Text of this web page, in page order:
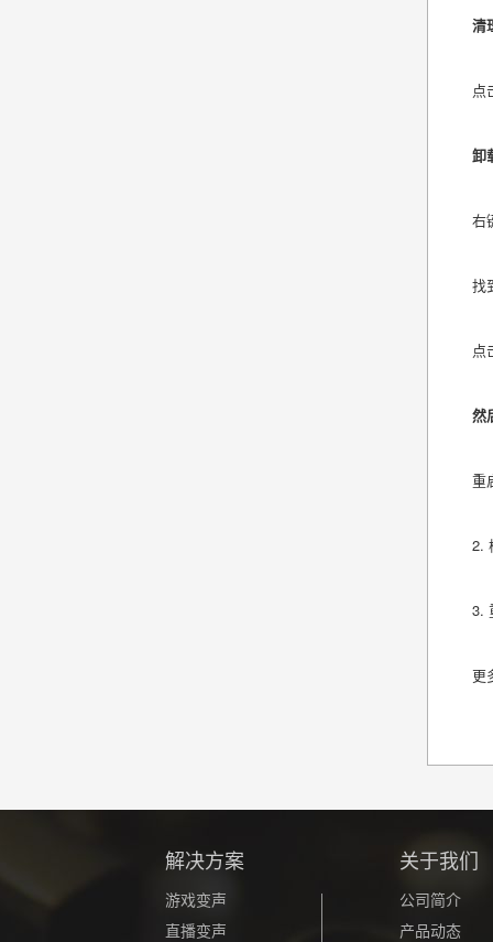
清
点
卸
右
找
点
然
重
2.
3.
更
解决方案
游戏变声
直播变声
关于我们
公司简介
产品动态